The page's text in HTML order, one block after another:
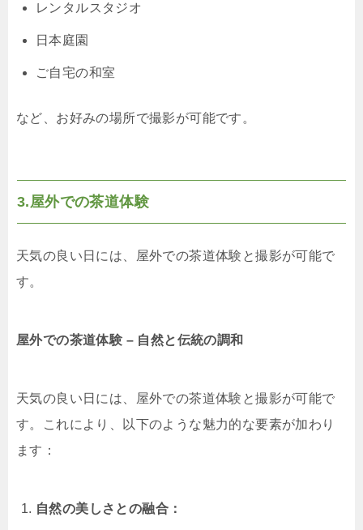
レンタルスタジオ
日本庭園
ご自宅の和室
など、お好みの場所で撮影が可能です。
3.屋外での茶道体験
天気の良い日には、屋外での茶道体験と撮影が可能で
す。
屋外での茶道体験 – 自然と伝統の調和
天気の良い日には、屋外での茶道体験と撮影が可能で
す。これにより、以下のような魅力的な要素が加わり
ます：
自然の美しさとの融合：